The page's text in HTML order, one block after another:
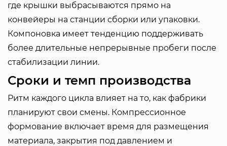
где крышки выбрасываются прямо на
конвейеры на станции сборки или упаковки.
Компоновка имеет тенденцию поддерживать
более длительные непрерывные пробеги после
стабилизации линии.
Сроки и темп производства
Ритм каждого цикла влияет на то, как фабрики
планируют свои смены. Компрессионное
формование включает время для размещения
материала, закрытия под давлением и